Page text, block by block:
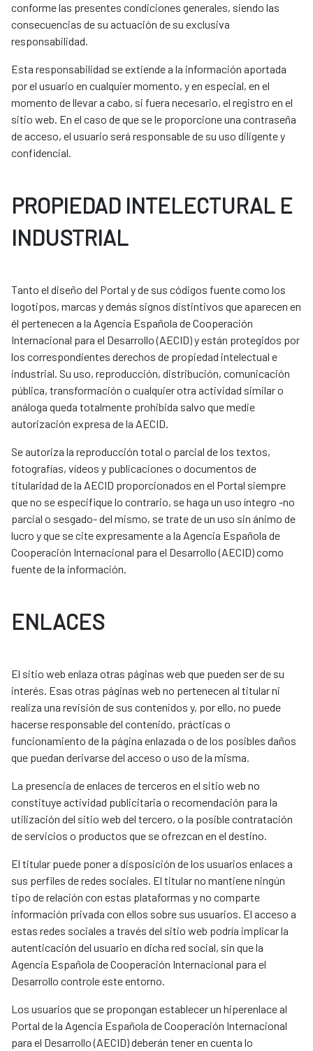
conforme las presentes condiciones generales, siendo las
consecuencias de su actuación de su exclusiva
responsabilidad.
Esta responsabilidad se extiende a la información aportada
por el usuario en cualquier momento, y en especial, en el
momento de llevar a cabo, si fuera necesario, el registro en el
sitio web. En el caso de que se le proporcione una contraseña
de acceso, el usuario será responsable de su uso diligente y
confidencial.
PROPIEDAD INTELECTURAL E
INDUSTRIAL
Tanto el diseño del Portal y de sus códigos fuente como los
logotipos, marcas y demás signos distintivos que aparecen en
él pertenecen a la Agencia Española de Cooperación
Internacional para el Desarrollo (AECID) y están protegidos por
los correspondientes derechos de propiedad intelectual e
industrial. Su uso, reproducción, distribución, comunicación
pública, transformación o cualquier otra actividad similar o
análoga queda totalmente prohibida salvo que medie
autorización expresa de la AECID.
Se autoriza la reproducción total o parcial de los textos,
fotografías, vídeos y publicaciones o documentos de
titularidad de la AECID proporcionados en el Portal siempre
que no se especifique lo contrario, se haga un uso íntegro -no
parcial o sesgado- del mismo, se trate de un uso sin ánimo de
lucro y que se cite expresamente a la Agencia Española de
Cooperación Internacional para el Desarrollo (AECID) como
fuente de la información.
ENLACES
El sitio web enlaza otras páginas web que pueden ser de su
interés. Esas otras páginas web no pertenecen al titular ni
realiza una revisión de sus contenidos y, por ello, no puede
hacerse responsable del contenido, prácticas o
funcionamiento de la página enlazada o de los posibles daños
que puedan derivarse del acceso o uso de la misma.
La presencia de enlaces de terceros en el sitio web no
constituye actividad publicitaria o recomendación para la
utilización del sitio web del tercero, o la posible contratación
de servicios o productos que se ofrezcan en el destino.
El titular puede poner a disposición de los usuarios enlaces a
sus perfiles de redes sociales. El titular no mantiene ningún
tipo de relación con estas plataformas y no comparte
información privada con ellos sobre sus usuarios. El acceso a
estas redes sociales a través del sitio web podría implicar la
autenticación del usuario en dicha red social, sin que la
Agencia Española de Cooperación Internacional para el
Desarrollo controle este entorno.
Los usuarios que se propongan establecer un hiperenlace al
Portal de la Agencia Española de Cooperación Internacional
para el Desarrollo (AECID) deberán tener en cuenta lo